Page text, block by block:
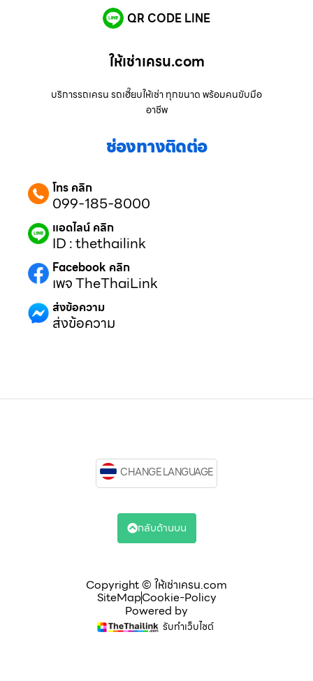
QR CODE LINE
ให้เช่าเครน.com
บริการรถเครน รถเฮี๊ยบให้เช่า ทุกขนาด พร้อมคนขับมือ
อาชีพ
ช่องทางติดต่อ
โทร คลิก
099-185-8000
แอดไลน์ คลิก
ID : thethailink
Facebook คลิก
เพจ TheThaiLink
ส่งข้อความ
ส่งข้อความ
Copyright © ให้เช่าเครน.com
SiteMapCookie-Policy
Powered by
รับทำเว็บไซต์
CHANGE LANGUAGE
กลับด้านบน